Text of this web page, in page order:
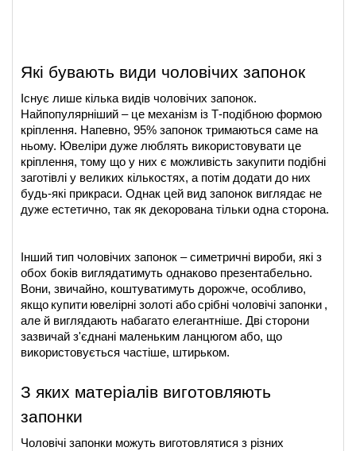
Які бувають види чоловічих запонок
Існує лише кілька видів чоловічих запонок.
Найпопулярніший – це механізм із Т-подібною формою
кріплення. Напевно, 95% запонок тримаються саме на
ньому. Ювеліри дуже люблять використовувати це
кріплення, тому що у них є можливість закупити подібні
заготівлі у великих кількостях, а потім додати до них
будь-які прикраси. Однак цей вид запонок виглядає не
дуже естетично, так як декорована тільки одна сторона.
Інший тип чоловічих запонок – симетричні вироби, які з
обох боків виглядатимуть однаково презентабельно.
Вони, звичайно, коштуватимуть дорожче, особливо,
якщо купити ювелірні золоті абосрібні чоловічі запонки ,
але й виглядають набагато елегантніше. Дві сторони
зазвичай з'єднані маленьким ланцюгом або, що
використовується частіше, штирьком.
З яких матеріалів виготовляють
запонки
Чоловічі запонки можуть виготовлятися з різних